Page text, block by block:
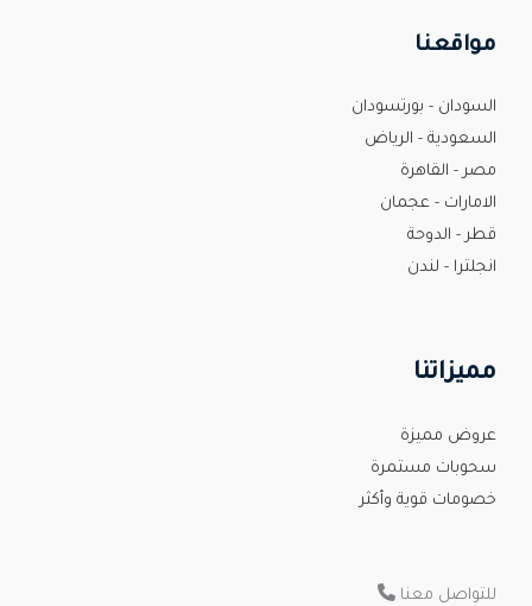
مواقعنا
السودان - بورتسودان
السعودية - الرياض
مصر - القاهرة
الامارات - عجمان
قطر - الدوحة
انجلترا - لندن
مميزاتنا
عروض مميزة
سحوبات مستمرة
خصومات قوية وأكثر
للتواصل معنا